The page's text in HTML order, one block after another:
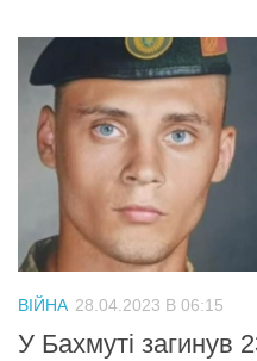
ВІЙНА 28.04.2023 В 06:15
У Бахмуті загинув